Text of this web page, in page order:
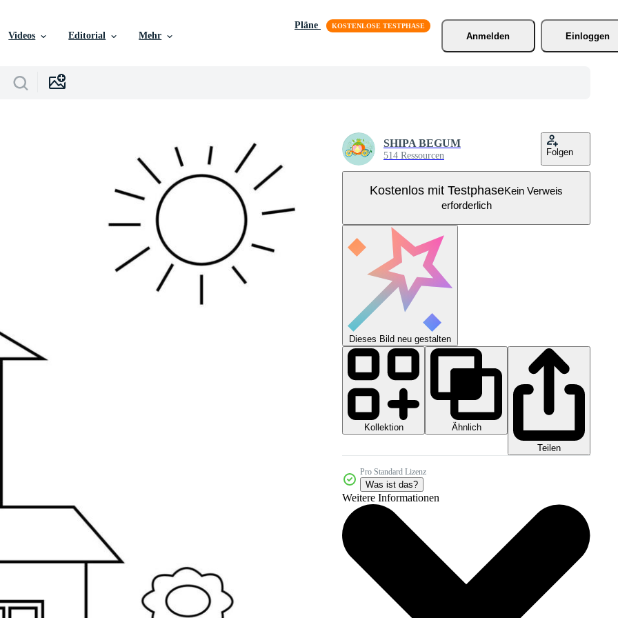
Videos Editorial Mehr
Pläne
Anmelden
Einloggen
SHIPA BEGUM
514 Ressourcen Folgen
Kostenlos mit TestphaseKein Verweis
erforderlich
Dieses Bild neu gestalten
Kollektion
Ähnlich
Teilen
Pro Standard Lizenz
Was ist das?
Weitere Informationen